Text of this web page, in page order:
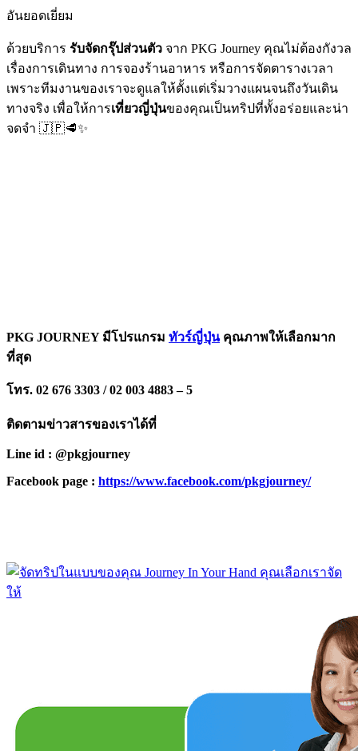
อันยอดเยี่ยม
ด้วยบริการ รับจัดกรุ๊ปส่วนตัว จาก PKG Journey คุณไม่ต้องกังวล
เรื่องการเดินทาง การจองร้านอาหาร หรือการจัดตารางเวลา
เพราะทีมงานของเราจะดูแลให้ตั้งแต่เริ่มวางแผนจนถึงวันเดิน
ทางจริง เพื่อให้การเที่ยวญี่ปุ่นของคุณเป็นทริปที่ทั้งอร่อยและน่า
จดจำ 🇯🇵🥩✨
PKG JOURNEY มีโปรแกรม ทัวร์ญี่ปุ่นคุณภาพให้เลือกมาก
ที่สุด
โทร. 02 676 3303 / 02 003 4883 – 5
ติดตามข่าวสารของเราได้ที่
Line id : @pkgjourney
Facebook page : https://www.facebook.com/pkgjourney/